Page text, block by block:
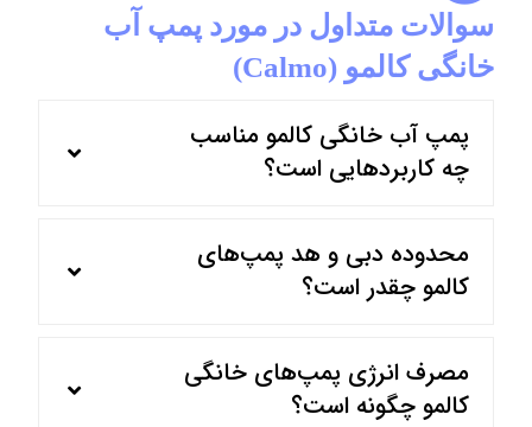
سوالات متداول در مورد پمپ آب
خانگی کالمو (Calmo)
پمپ آب خانگی کالمو مناسب
چه کاربردهایی است؟
محدوده دبی و هد پمپ‌های
کالمو چقدر است؟
مصرف انرژی پمپ‌های خانگی
کالمو چگونه است؟